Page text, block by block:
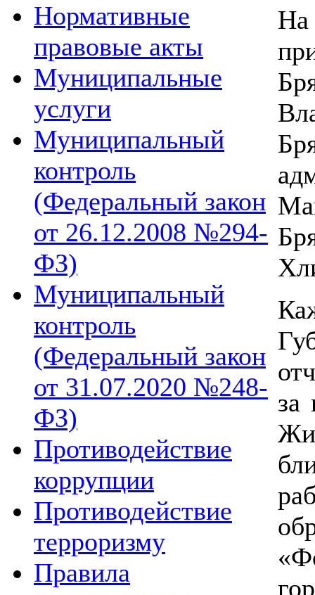
Нормативные
правовые акты
Муниципальные
услуги
Муниципальный
контроль
(Федеральный закон
от 26.12.2008 №294-
ФЗ)
Муниципальный
контроль
(Федеральный закон
от 31.07.2020 №248-
ФЗ)
Противодействие
коррупции
Противодействие
терроризму
Правила
за